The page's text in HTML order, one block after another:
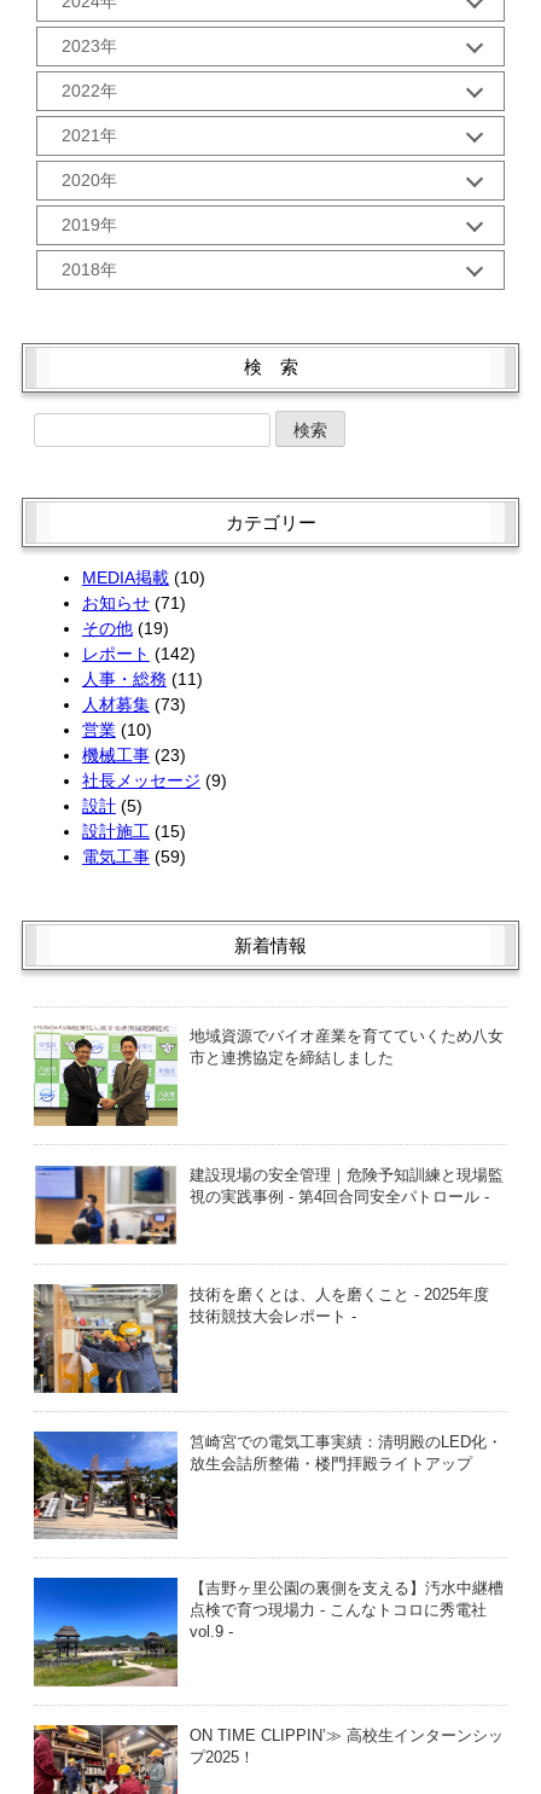
9月 (2)
8月 (2)
7月 (2)
6月 (2)
5月 (3)
4月 (1)
3月 (2)
2月 (2)
1月 (3)
12月 (1)
11月 (2)
10月 (2)
9月 (2)
8月 (2)
7月 (2)
6月 (2)
5月 (2)
4月 (2)
3月 (1)
2月 (2)
2023年
12月 (2)
11月 (2)
10月 (2)
9月 (2)
8月 (2)
7月 (2)
6月 (2)
5月 (2)
4月 (2)
2022年
12月 (2)
11月 (2)
10月 (3)
9月 (3)
8月 (2)
6月 (2)
5月 (3)
2月 (2)
2021年
12月 (2)
11月 (2)
10月 (2)
9月 (5)
8月 (1)
5月 (2)
3月 (2)
1月 (2)
2020年
12月 (2)
11月 (2)
10月 (2)
9月 (1)
7月 (3)
5月 (2)
4月 (4)
3月 (2)
1月 (2)
2019年
12月 (3)
11月 (1)
7月 (1)
6月 (4)
1月 (2)
2018年
4月 (1)
2月 (4)
検 索
カテゴリー
MEDIA掲載(10)
お知らせ(71)
その他(19)
レポート (142)
人事・総務 (11)
人材募集(73)
営業(10)
機械工事(23)
社長メッセージ (9)
設計(5)
設計施工 (15)
電気工事(59)
新着情報
地域資源でバイオ産業を育てていくため八女
市と連携協定を締結しました
建設現場の安全管理｜危険予知訓練と現場監
視の実践事例 - 第4回合同安全パトロール -
技術を磨くとは、人を磨くこと - 2025年度
技術競技大会レポート -
筥崎宮での電気工事実績：清明殿のLED化・
放生会詰所整備・楼門拝殿ライトアップ
【吉野ヶ里公園の裏側を支える】汚水中継槽
点検で育つ現場力 - こんなトコロに秀電社
vol.9 -
ON TIME CLIPPIN’≫ 高校生インターンシッ
プ2025！